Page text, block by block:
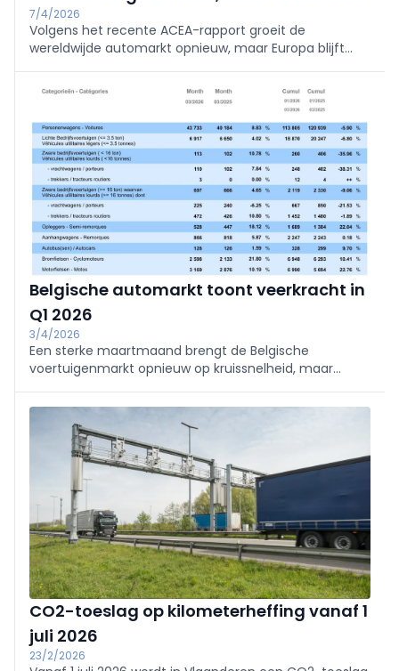
7/4/2026
Volgens het recente ACEA-rapport groeit de
wereldwijde automarkt opnieuw, maar Europa blijft
Belgische automarkt toont veerkracht in
Q1 2026
3/4/2026
Een sterke maartmaand brengt de Belgische
voertuigenmarkt opnieuw op kruissnelheid, maar
structurele verschuivingen zichtbaar.
CO2-toeslag op kilometerheffing vanaf 1
juli 2026
23/2/2026